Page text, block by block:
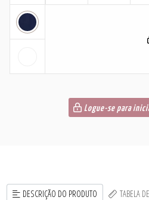
Logue-se para
DESCRIÇÃO DO PRODUTO TABELA